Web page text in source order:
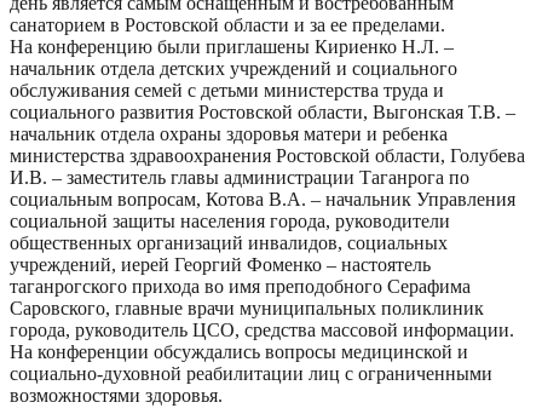
санаторием в Ростовской области и за ее пределами.
На конференцию были приглашены Кириенко Н.Л. –
начальник отдела детских учреждений и социального
обслуживания семей с детьми министерства труда и
социального развития Ростовской области, Выгонская Т.В. –
начальник отдела охраны здоровья матери и ребенка
министерства здравоохранения Ростовской области, Голубева
И.В. – заместитель главы администрации Таганрога по
социальным вопросам, Котова В.А. – начальник Управления
социальной защиты населения города, руководители
общественных организаций инвалидов, социальных
учреждений, иерей Георгий Фоменко – настоятель
таганрогского прихода во имя преподобного Серафима
Саровского, главные врачи муниципальных поликлиник
города, руководитель ЦСО, средства массовой информации.
На конференции обсуждались вопросы медицинской и
социально-духовной реабилитации лиц с ограниченными
возможностями здоровья.